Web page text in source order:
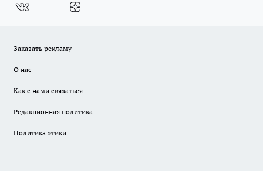
Заказать рекламу
О нас
Как с нами связаться
Редакционная политика
Политика этики